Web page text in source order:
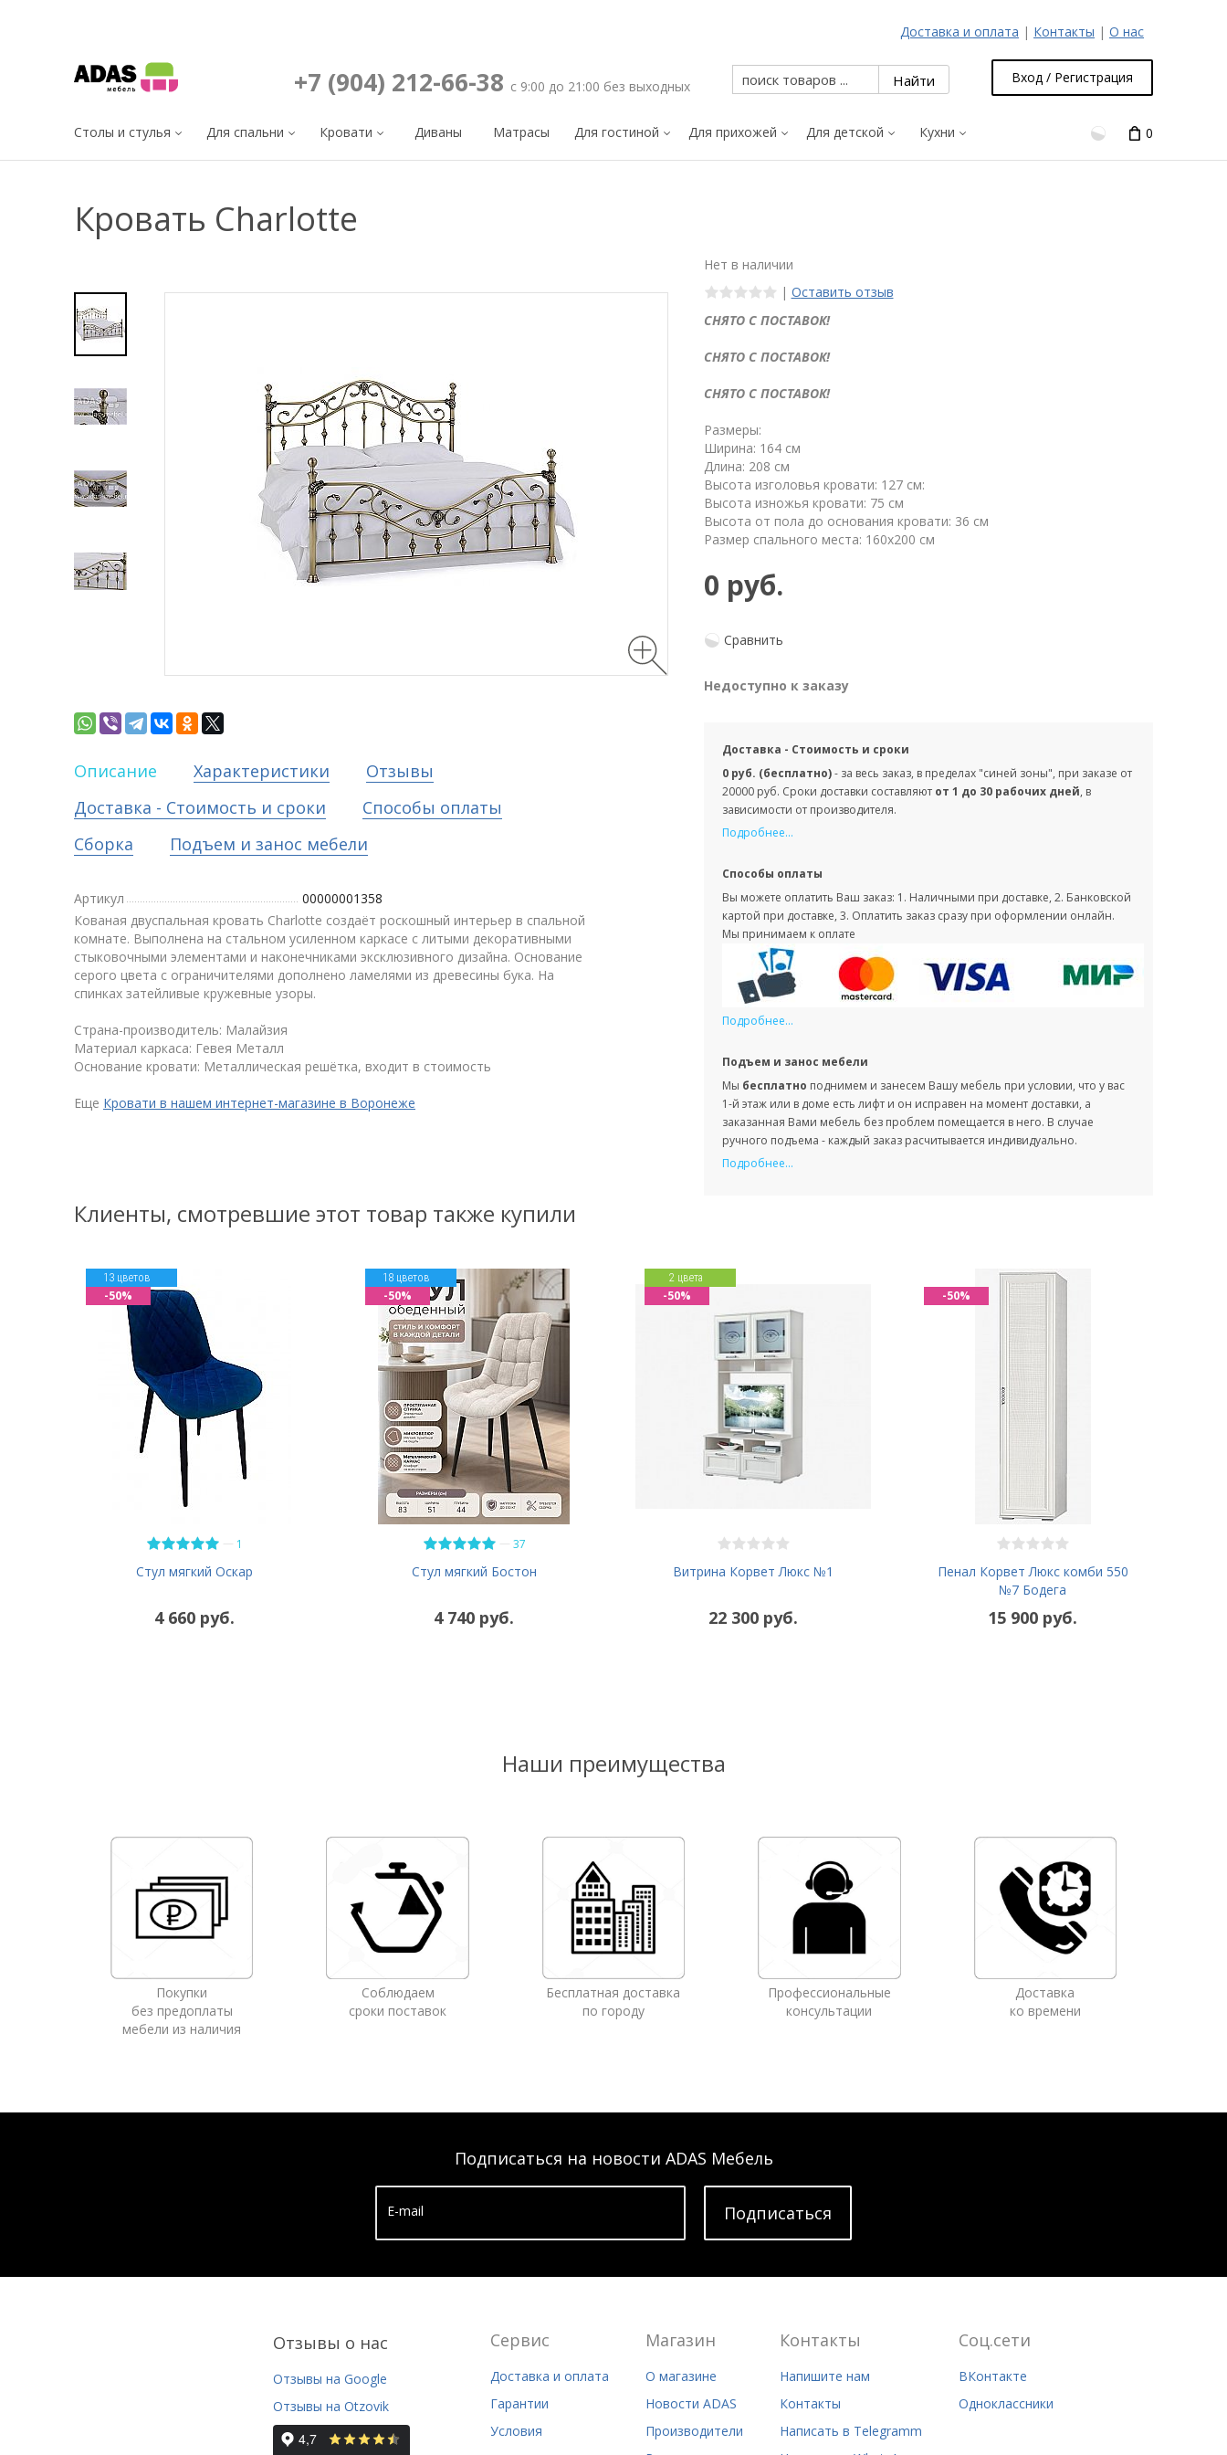
Доставка и оплата | Контакты | О нас
+7 (904) 212-66-38 с 9:00 до 21:00 без выходных
Вход / Регистрация
Столы и стулья Для спальни Кровати Диваны Матрасы Для гостиной Для прихожей Для детской Кухни 0
Кровать Charlotte
Нет в наличии
| Оставить отзыв
СНЯТО С ПОСТАВОК!
СНЯТО С ПОСТАВОК!
СНЯТО С ПОСТАВОК!
Размеры:
Ширина: 164 см
Длина: 208 см
Высота изголовья кровати: 127 см:
Высота изножья кровати: 75 см
Высота от пола до основания кровати: 36 см
Размер спального места: 160х200 см
0 руб.
Сравнить
Недоступно к заказу
Доставка - Стоимость и сроки
0 руб. (бесплатно)- за весь заказ, в пределах "синей зоны", при заказе от
20000 руб. Сроки доставки составляют от 1 до 30 рабочих дней, в
зависимости от производителя.
Подробнее...
Способы оплаты
Вы можете оплатить Ваш заказ: 1. Наличными при доставке, 2. Банковской
картой при доставке, 3. Оплатить заказ сразу при оформлении онлайн.
Мы принимаем к оплате
Подробнее...
Подъем и занос мебели
Мы бесплатно поднимем и занесем Вашу мебель при условии, что у вас
1-й этаж или в доме есть лифт и он исправен на момент доставки, а
заказанная Вами мебель без проблем помещается в него. В случае
ручного подъема - каждый заказ расчитывается индивидуально.
Подробнее...
Описание Характеристики
Отзывы
Доставка - Стоимость и сроки
Способы оплаты
Сборка
Подъем и занос мебели
Артикул
00000001358
Кованая двуспальная кровать Charlotte создаёт роскошный интерьер в спальной
комнате. Выполнена на стальном усиленном каркасе с литыми декоративными
стыковочными элементами и наконечниками эксклюзивного дизайна. Основание
серого цвета с ограничителями дополнено ламелями из древесины бука. На
спинках затейливые кружевные узоры.
Страна-производитель: Малайзия
Материал каркаса: Гевея Металл
Основание кровати: Металлическая решётка, входит в стоимость
Еще Кровати в нашем интернет-магазине в Воронеже
Клиенты, смотревшие этот товар также купили
— 1
Стул мягкий Оскар
13 цветов
4 660 руб.
-50%
— 37
Стул мягкий Бостон
18 цветов
4 740 руб.
-50%
Витрина Корвет Люкс №1
2 цвета
22 300 руб.
-50%
Пенал Корвет Люкс комби 550
№7 Бодега
15 900 руб.
-50%
Наши преимущества
Покупки
без предоплаты
мебели из наличия
Соблюдаем
сроки поставок
Бесплатная доставка
по городу
Профессиональные
консультации
Доставка
ко времени
Подписаться на новости ADAS Мебель
E-mail Подписатьcя
Отзывы о нас
Отзывы на Google
Отзывы на Otzovik
Сервис
Доставка и оплата
Гарантии
Условия
Магазин
О магазине
Новости ADAS
Производители
Контакты
Напишите нам
Контакты
Написать в Telegramm
Соц.сети
ВКонтакте
Одноклассники